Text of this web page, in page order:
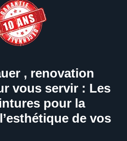
, renovation
vous servir : Les
pour la
de vos